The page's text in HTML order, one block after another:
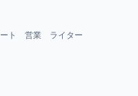
ト 営業
ライター